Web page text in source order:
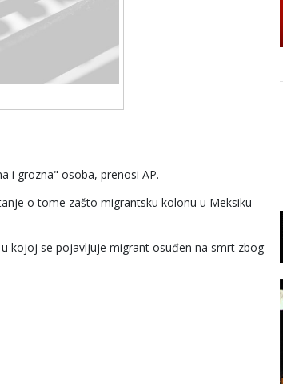
i grozna" osoba, prenosi AP.
o tome zašto migrantsku kolonu u Meksiku
kojoj se pojavljuje migrant osuđen na smrt zbog